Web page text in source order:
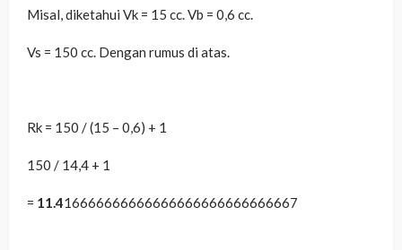
Misal, diketahui Vk = 15 cc. Vb = 0,6 cc.
Vs = 150 cc. Dengan rumus di atas.
Rk = 150 / (15 – 0,6) + 1
150 / 14,4 + 1
= 11.416666666666666666666666666667